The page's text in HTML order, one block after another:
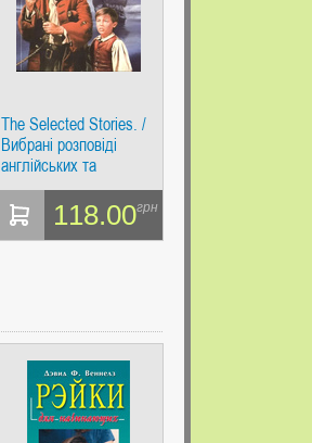
The Selected Stories. /
Вибрані розповіді
англійських та
американських
письменників. Читання
в оригіналі.118.00грн